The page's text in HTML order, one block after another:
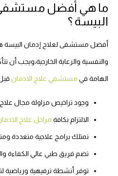
ما هي أفضل مستشفى
البيسة ؟
أفضل مستشفى لعلاج إدمان البيسة
والنفسية والرعاية الخارجية،ويجب أن
الهامة في مستشفي علاج الادمان
وجود تراخيص مزاولة مجال
الالتزام بكافة مراحل علاج
تمتلك برامج علاجية متعددة
تضم فريق طبي عالي الكفاءة
توفر أنشطة ترفيهية ورياضية